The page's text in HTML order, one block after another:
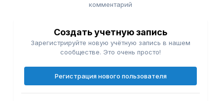
комментарий
Создать учетную запись
Зарегистрируйте новую учётную запись в нашем
сообществе. Это очень просто!
Регистрация нового пользователя